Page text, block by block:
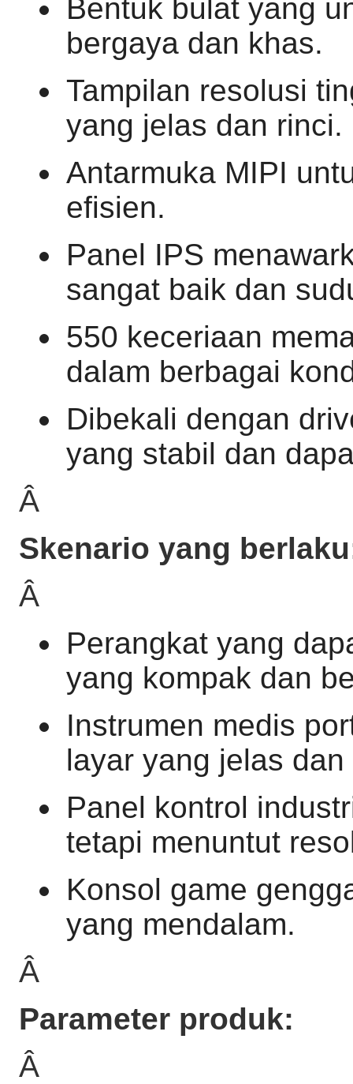
Bentuk bulat yang
bergaya dan khas.
Tampilan resolusi
yang jelas dan rinci.
Antarmuka MIPI
efisien.
Panel IPS
sangat baik dan
550 keceriaan
dalam berbagai
Dibekali dengan
yang stabil dan
Â
Skenario yang
Â
Perangkat yang
yang kompak dan
Instrumen medis
layar yang jelas
Panel kontrol
tetapi menuntut
Konsol game
yang mendalam.
Â
Parameter produk:
Â